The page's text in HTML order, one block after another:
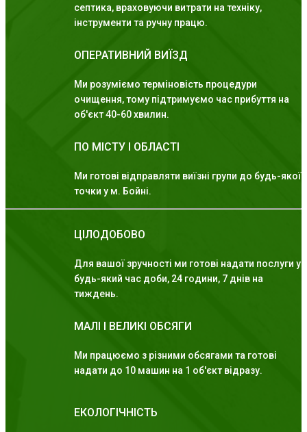
септика, враховуючи витрати на техніку,
інструменти та ручну працю.
ОПЕРАТИВНИЙ ВИЇЗД
Ми розуміємо терміновість процедури
очищення, тому підтримуємо час прибуття на
об'єкт 40-60 хвилин.
ПО МІСТУ І ОБЛАСТІ
Ми готові відправляти виїзні групи до будь-якої
точки у м. Бойні.
ЦІЛОДОБОВО
Для вашої зручності ми готові надати послуги у
будь-який час доби, 24 години, 7 днів на
тиждень.
МАЛІ І ВЕЛИКІ ОБСЯГИ
Ми працюємо з різними обсягами та готові
надати до 10 машин на 1 об'єкт відразу.
ЕКОЛОГІЧНІСТЬ